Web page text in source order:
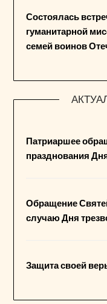
Состоялась
гуманитарной
семей воинов
Патриаршее
празднования
Обращение
случаю Дня
Защита своей